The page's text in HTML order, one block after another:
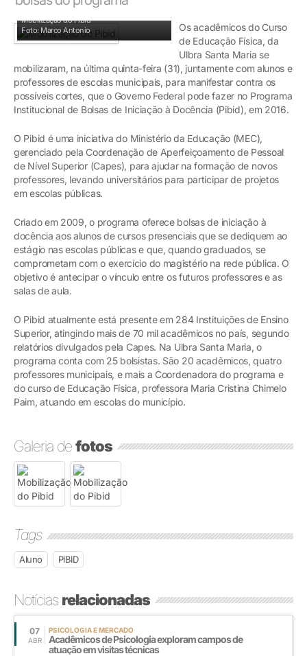
Mobilização do Pibid
Foto: Marco Antonio
Os acadêmicos do Curso
de Educação Física, da
Ulbra Santa Maria se
mobilizaram, na última quinta-feira (31), juntamente com alunos e
professores de escolas municipais, para manifestar contra os
possíveis cortes, que o Governo Federal pode fazer no Programa
Institucional de Bolsas de Iniciação à Docência (Pibid), em 2016.
O Pibid é uma iniciativa do Ministério da Educação (MEC),
gerenciado pela Coordenação de Aperfeiçoamento de Pessoal
de Nível Superior (Capes), para ajudar na formação de novos
professores, levando universitários para participar de projetos
em escolas públicas.
Criado em 2009, o programa oferece bolsas de iniciação à
docência aos alunos de cursos presenciais que se dediquem ao
estágio nas escolas públicas e que, quando graduados, se
comprometam com o exercício do magistério na rede pública. O
objetivo é antecipar o vínculo entre os futuros professores e as
salas de aula.
O Pibid atualmente está presente em 284 Instituições de Ensino
Superior, atingindo mais de 70 mil acadêmicos no país, segundo
relatórios divulgados pela Capes. Na Ulbra Santa Maria, o
programa conta com 25 bolsistas. São 20 acadêmicos, quatro
professores municipais, e mais a Coordenadora do programa e
do curso de Educação Física, professora Maria Cristina Chimelo
Paim, atuando em escolas do município.
Galeria defotos
Tags
Aluno PIBID
Notíciasrelacionadas
07
ABR
PSICOLOGIA E MERCADO
Acadêmicos de Psicologia exploram campos de
atuação em visitas técnicas